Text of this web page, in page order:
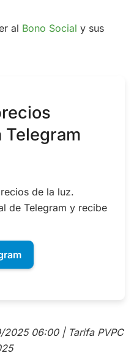
al Bono Social y sus
Telegram
de la luz.
de Telegram y recibe
2025 06:00 | Tarifa PVPC